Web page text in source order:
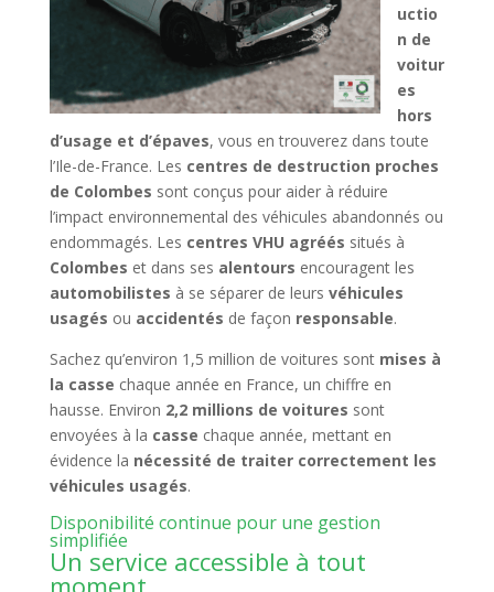
uctio
n de
voitur
es
hors
d’usage et d’épaves, vous en trouverez dans toute
l’Ile-de-France. Les centres de destruction proches
de Colombes sont conçus pour aider à réduire
l’impact environnemental des véhicules abandonnés ou
endommagés. Les centres VHU agréés situés à
Colombes et dans ses alentours encouragent les
automobilistes à se séparer de leurs véhicules
usagés ou accidentés de façon responsable.
Sachez qu’environ 1,5 million de voitures sont mises à
la casse chaque année en France, un chiffre en
hausse. Environ 2,2 millions de voitures sont
envoyées à la casse chaque année, mettant en
évidence la nécessité de traiter correctement les
véhicules usagés.
Disponibilité continue pour une gestion
simplifiée
Un service accessible à tout